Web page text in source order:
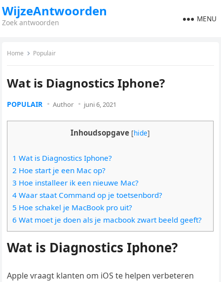
WijzeAntwoorden
Zoek antwoorden MENU
Home Populair
Wat is Diagnostics Iphone?
POPULAIR Author juni 6, 2021
Inhoudsopgave [hide]
1 Wat is Diagnostics Iphone?
2 Hoe start je een Mac op?
3 Hoe installeer ik een nieuwe Mac?
4 Waar staat Command op je toetsenbord?
5 Hoe schakel je MacBook pro uit?
6 Wat moet je doen als je macbook zwart beeld geeft?
Wat is Diagnostics Iphone?
Apple vraagt klanten om iOS te helpen verbeteren